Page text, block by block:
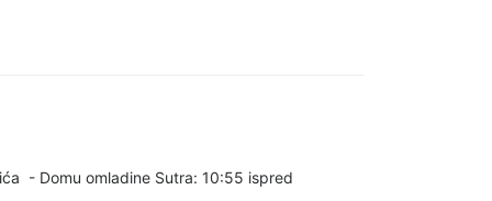
- Domu omladine Sutra: 10:55 ispred